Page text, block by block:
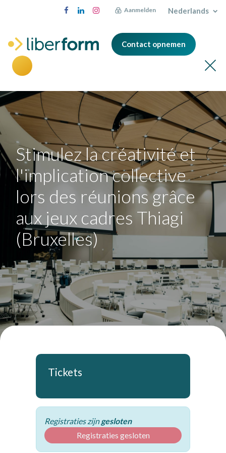
Aanmelden Nederlands
Contact opnemen
Stimulez la créativité et
l'implication collective
lors des réunions grâce
aux jeux cadres Thiagi
(Bruxelles)
Tickets
Registraties zijngesloten
Registraties gesloten